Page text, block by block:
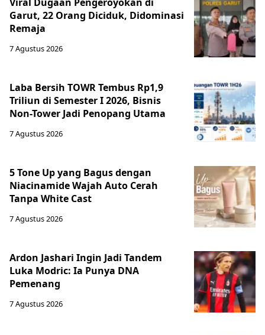
Garut, 22 Orang Diciduk, Didominasi
Remaja
7 Agustus 2026
Laba Bersih TOWR Tembus Rp1,9
Triliun di Semester I 2026, Bisnis
Non-Tower Jadi Penopang Utama
7 Agustus 2026
5 Tone Up yang Bagus dengan
Niacinamide Wajah Auto Cerah
Tanpa White Cast
7 Agustus 2026
Ardon Jashari Ingin Jadi Tandem
Luka Modric: Ia Punya DNA
Pemenang
7 Agustus 2026